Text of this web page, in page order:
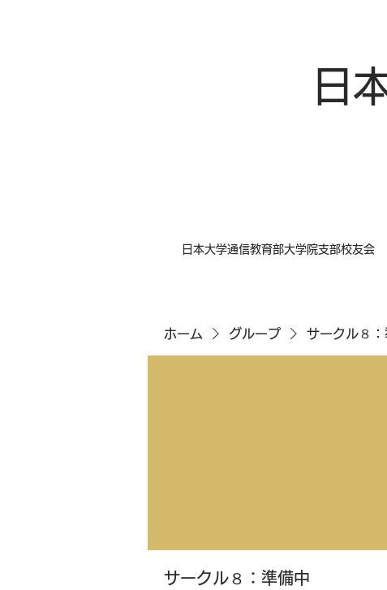
日
日本大学通信教育部大学院支部校友会
ホーム グループ サークル８：
サークル８：準備中